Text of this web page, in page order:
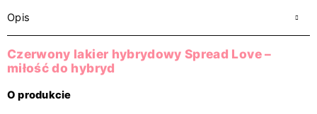
Opis
Czerwony lakier hybrydowy Spread Love –
miłość do hybryd
O produkcie